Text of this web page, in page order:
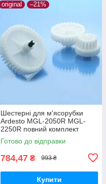
original –21%
Шестерні для м'ясорубки
Ardesto MGL-2050R MGL-
2250R повний комплект
оригінал харчовий пластик
Готово до відправки
784,47 ₴ 993 ₴
Купити